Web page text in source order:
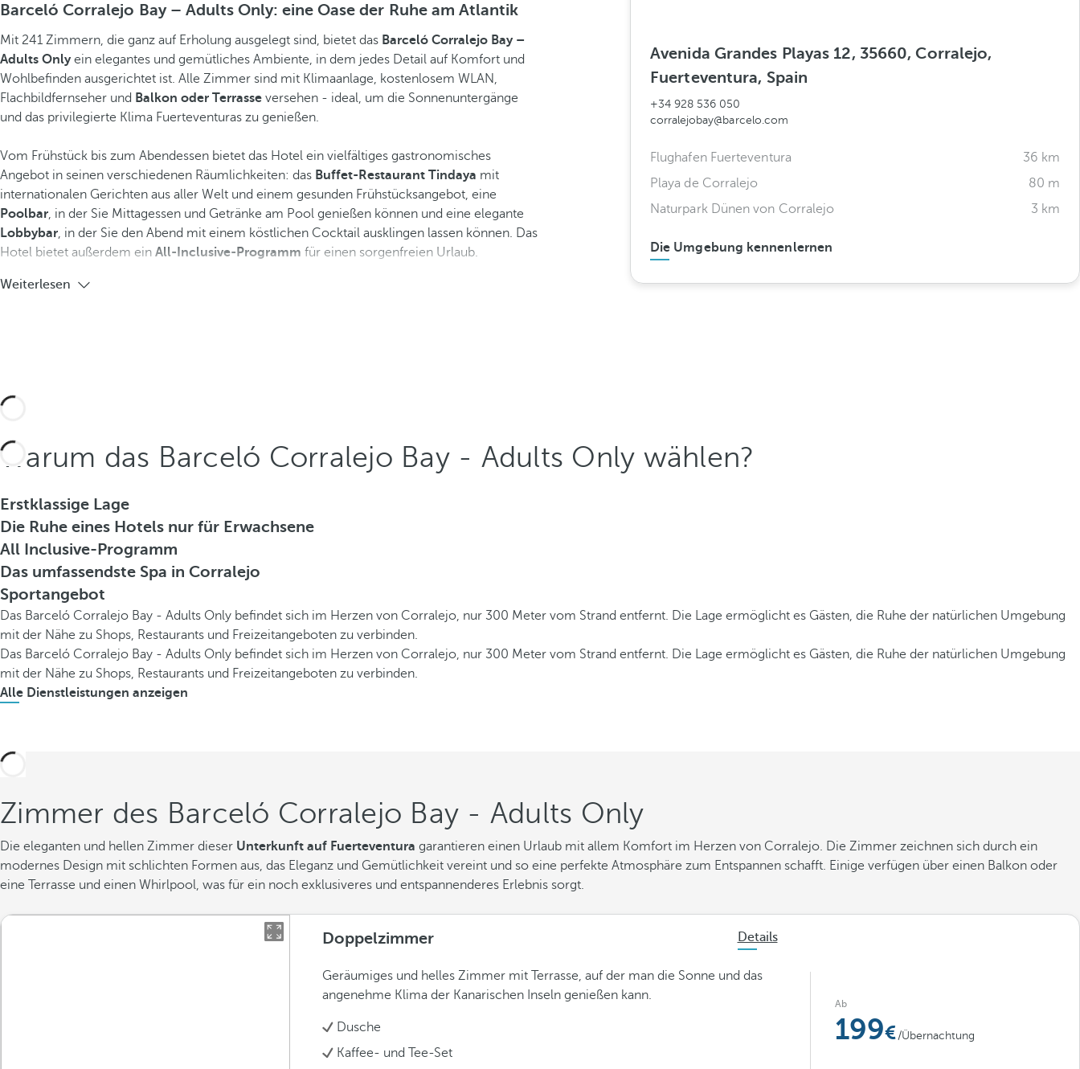
Barceló Corralejo Bay – Adults Only: eine Oase der Ruhe am Atlantik
Mit 241 Zimmern, die ganz auf Erholung ausgelegt sind, bietet das Barceló Corralejo Bay –
Adults Onlyein elegantes und gemütliches Ambiente, in dem jedes Detail auf Komfort und
Wohlbefinden ausgerichtet ist. Alle Zimmer sind mit Klimaanlage, kostenlosem WLAN,
Flachbildfernseher und Balkon oder Terrasse versehen - ideal, um die Sonnenuntergänge
und das privilegierte Klima Fuerteventuras zu genießen.
Vom Frühstück bis zum Abendessen bietet das Hotel ein vielfältiges gastronomisches
Angebot in seinen verschiedenen Räumlichkeiten: das Buffet-Restaurant Tindaya mit
internationalen Gerichten aus aller Welt und einem gesunden Frühstücksangebot, eine
Poolbar, in der Sie Mittagessen und Getränke am Pool genießen können und eine elegante
Lobbybar, in der Sie den Abend mit einem köstlichen Cocktail ausklingen lassen können. Das
Hotel bietet außerdem ein All-Inclusive-Programm für einen sorgenfreien Urlaub.
Weiterlesen
Avenida Grandes Playas 12, 35660, Corralejo,
Fuerteventura, Spain
+34 928 536 050
corralejobay@barcelo.com
Flughafen Fuerteventura
36 km
Playa de Corralejo
80 m
Naturpark Dünen von Corralejo
3 km
Die Umgebung kennenlernen
Warum das Barceló Corralejo Bay - Adults Only wählen?
Erstklassige Lage
Die Ruhe eines Hotels nur für Erwachsene
All Inclusive-Programm
Das umfassendste Spa in Corralejo
Sportangebot
Das Barceló Corralejo Bay - Adults Only befindet sich im Herzen von Corralejo, nur 300 Meter vom Strand entfernt. Die Lage ermöglicht es Gästen, die Ruhe der natürlichen Umgebung
mit der Nähe zu Shops, Restaurants und Freizeitangeboten zu verbinden.
Das Barceló Corralejo Bay - Adults Only befindet sich im Herzen von Corralejo, nur 300 Meter vom Strand entfernt. Die Lage ermöglicht es Gästen, die Ruhe der natürlichen Umgebung
mit der Nähe zu Shops, Restaurants und Freizeitangeboten zu verbinden.
Alle Dienstleistungen anzeigen
Zimmer des Barceló Corralejo Bay - Adults Only
Die eleganten und hellen Zimmer dieser Unterkunft auf Fuerteventura garantieren einen Urlaub mit allem Komfort im Herzen von Corralejo. Die Zimmer zeichnen sich durch ein
modernes Design mit schlichten Formen aus, das Eleganz und Gemütlichkeit vereint und so eine perfekte Atmosphäre zum Entspannen schafft. Einige verfügen über einen Balkon oder
eine Terrasse und einen Whirlpool, was für ein noch exklusiveres und entspannenderes Erlebnis sorgt.
Doppelzimmer Details
Geräumiges und helles Zimmer mit Terrasse, auf der man die Sonne und das
angenehme Klima der Kanarischen Inseln genießen kann.
Dusche
Kaffee- und Tee-Set
Ab
199 /Übernachtung